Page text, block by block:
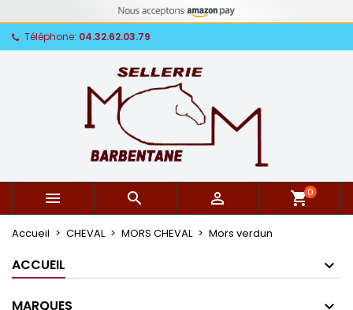
Téléphone: 04.32.62.03.79
   shopping_cart0
Accueil CHEVAL MORS CHEVAL Mors verdun
ACCUEIL
MARQUES